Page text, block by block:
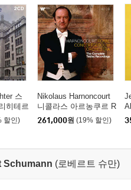
스
히테르
음집
Rich
할인)
Nikolaus Harnoncourt
니콜라스 아르농쿠르 R
CO 텔덱 녹음 전집 (Th
e Complete Teldec Rec
261,000원 (19% 할인)
Schumann (로베르트 슈만)